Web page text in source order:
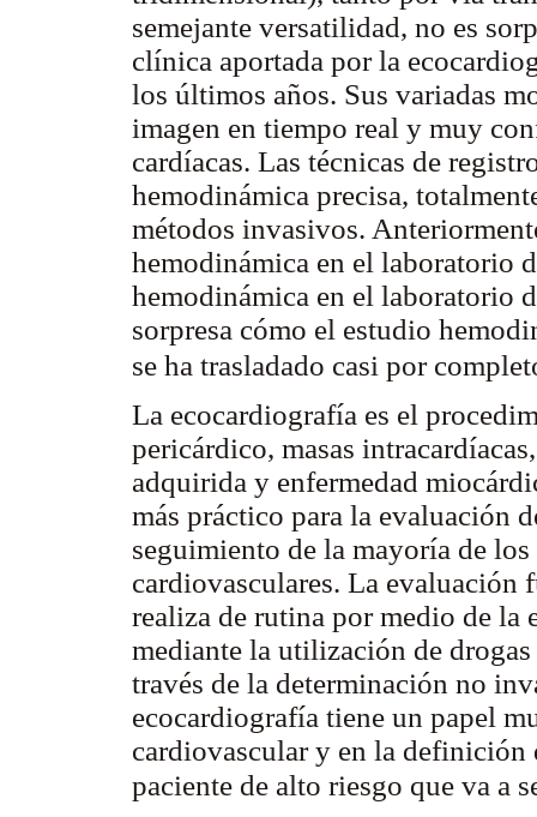
semejante versatilidad, no es
clínica aportada por la
los últimos años. Sus variadas
imagen en tiempo real y muy
cardíacas. Las técnicas de
hemodinámica precisa,
métodos invasivos.
hemodinámica en el laboratorio
hemodinámica en el laboratorio
sorpresa cómo el estudio
se ha trasladado casi por
La ecocardiografía es el
pericárdico, masas
adquirida y enfermedad
más práctico para la evaluación
seguimiento de la mayoría de
cardiovasculares. La evaluación
realiza de rutina por medio de la
mediante la utilización de
través de la determinación no
ecocardiografía tiene un papel
cardiovascular y en la
paciente de alto riesgo que va a